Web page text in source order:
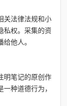
关法律法规和小
私权。采集的资
他人。
明笔记的原创作
种道德行为，